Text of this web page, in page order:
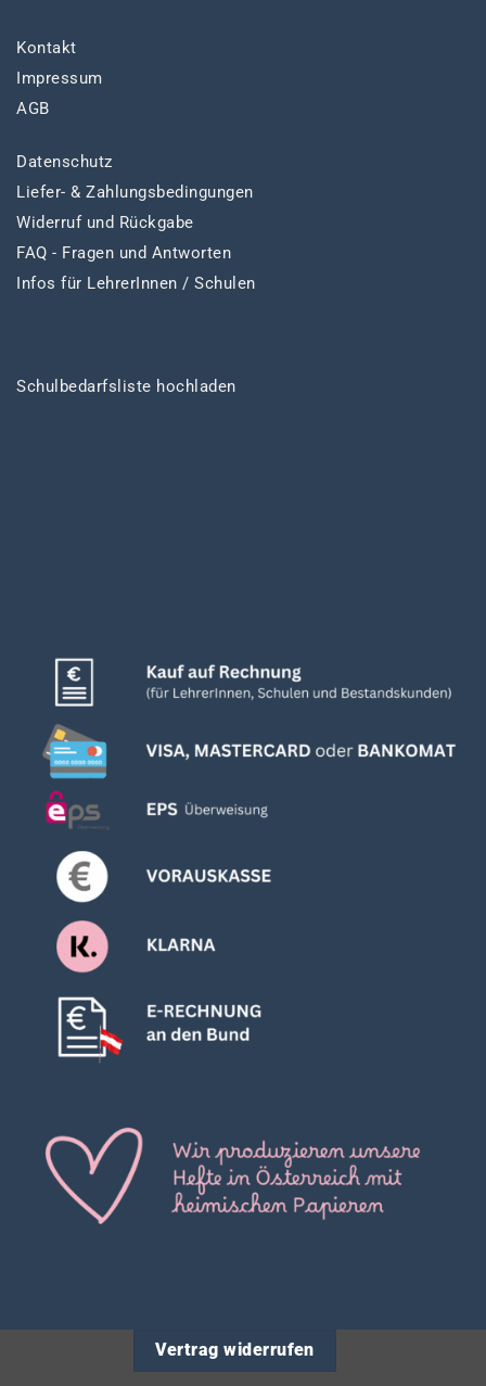
Kontakt
Impressum
AGB
Datenschutz
Liefer- & Zahlungsbedingungen
Widerruf und Rückgabe
FAQ - Fragen und Antworten
Infos für LehrerInnen / Schulen
Schulbedarfsliste hochladen
Vertrag widerrufen